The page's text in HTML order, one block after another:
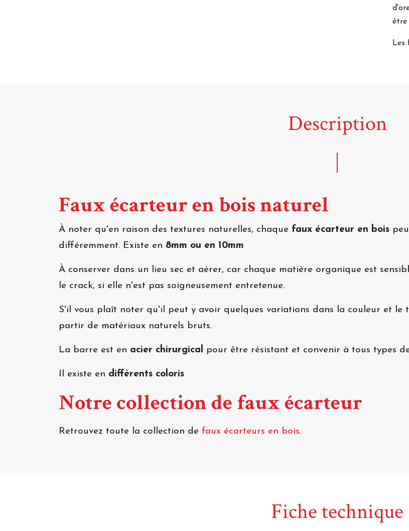
être
Les
Description
Faux écarteur en bois naturel
À noter qu'en raison des textures naturelles, chaque faux écarteur en bois
différemment. Existe en 8mm ou en 10mm
À conserver dans un lieu sec et aérer, car chaque matière organique est
le crack, si elle n'est pas soigneusement entretenue.
S'il vous plaît noter qu'il peut y avoir quelques variations dans la couleur et
partir de matériaux naturels bruts.
La barre est en acier chirurgical pour être résistant et convenir à tous types
Il existe en différents coloris
Notre collection de faux écarteur
Retrouvez toute la collection de faux écarteurs en bois.
Fiche technique